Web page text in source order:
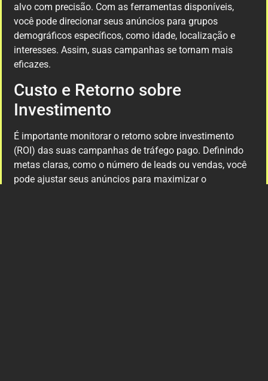
alvo com precisão. Com as ferramentas disponíveis,
você pode direcionar seus anúncios para grupos
demográficos específicos, como idade, localização e
interesses. Assim, suas campanhas se tornam mais
eficazes.
Custo e Retorno sobre
Investimento
É importante monitorar o retorno sobre investimento
(ROI) das suas campanhas de tráfego pago. Definindo
metas claras, como o número de leads ou vendas, você
pode ajustar seus anúncios para maximizar o